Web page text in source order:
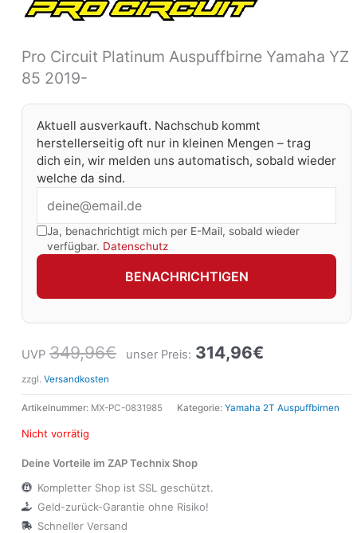
Pro Circuit Platinum Auspuffbirne Yamaha YZ
85 2019-
Aktuell ausverkauft. Nachschub kommt
herstellerseitig oft nur in kleinen Mengen – trag
dich ein, wir melden uns automatisch, sobald wieder
welche da sind.
Ja, benachrichtigt mich per E-Mail, sobald wieder
verfügbar. Datenschutz
BENACHRICHTIGEN
UVP 349,96€ unser Preis: 314,96€
zzgl. Versandkosten
Artikelnummer: MX-PC-0831985 Kategorie: Yamaha 2T Auspuffbirnen
Nicht vorrätig
Deine Vorteile im ZAP Technix Shop
Kompletter Shop ist SSL geschützt.
Geld-zurück-Garantie ohne Risiko!
Schneller Versand